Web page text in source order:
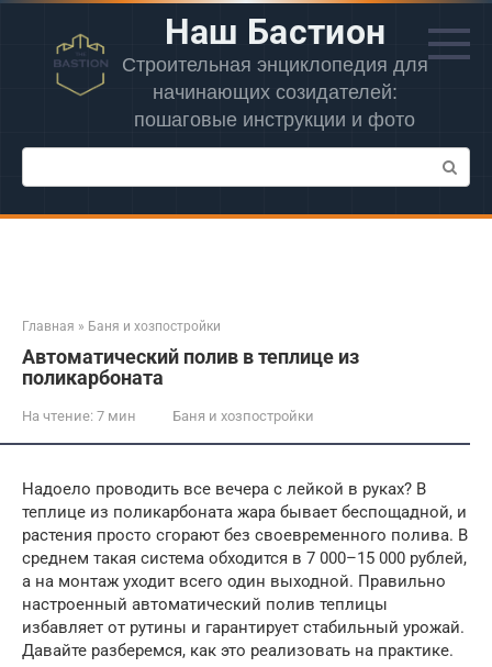
Перейти
контенту
Наш Бастион
Строительная энциклопедия для
начинающих созидателей:
пошаговые инструкции и фото
Поиск:
Главная » Баня и хозпостройки
Автоматический полив в теплице из
поликарбоната
На чтение: 7 мин Баня и хозпостройки
Надоело проводить все вечера с лейкой в руках? В
теплице из поликарбоната жара бывает беспощадной, и
растения просто сгорают без своевременного полива. В
среднем такая система обходится в 7 000–15 000 рублей,
а на монтаж уходит всего один выходной. Правильно
настроенный автоматический полив теплицы
избавляет от рутины и гарантирует стабильный урожай.
Давайте разберемся, как это реализовать на практике.